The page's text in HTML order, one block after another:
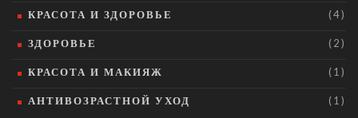
КРАСОТА И ЗДОРОВЬЕ (4)
ЗДОРОВЬЕ (2)
КРАСОТА И МАКИЯЖ (1)
АНТИВОЗРАСТНОЙ УХОД (1)